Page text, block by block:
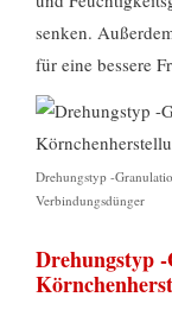
senken.
für eine bessere
Drehungstyp -
Verbindungsdünger
Drehungstyp